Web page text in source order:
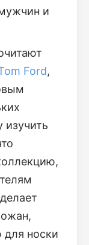
и
Ford,
для носки